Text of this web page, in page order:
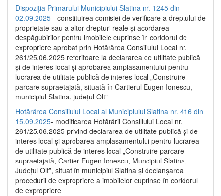
Dispoziția Primarului Municipiului Slatina nr. 1245 din
02.09.2025 - constituirea comisiei de verificare a dreptului de
proprietate sau a altor drepturi reale și acordarea
despăgubirilor pentru imobilele cuprinse în coridorul de
expropriere aprobat prin Hotărârea Consiliului Local nr.
261/25.06.2025 referitoare la declararea de utilitate publică
și de interes local și aprobarea amplasamentului pentru
lucrarea de utilitate publică de interes local „Construire
parcare supraetajată, situată în Cartierul Eugen Ionescu,
municipiul Slatina, județul Olt”
Hotărârea Consiliului Local al Municipiului Slatina nr. 416 din
15.09.2025- modificarea Hotărârii Consiliului Local nr.
261/25.06.2025 privind declararea de utilitate publică și de
interes local și aprobarea amplasamentului pentru lucrarea
de utilitate publică de interes local „Construire parcare
supraetajată, Cartier Eugen Ionescu, Muncipiul Slatina,
Județul Olt”, situat în municipiul Slatina și declanșarea
procedurii de expropriere a imobilelor cuprinse în coridorul
de expropriere